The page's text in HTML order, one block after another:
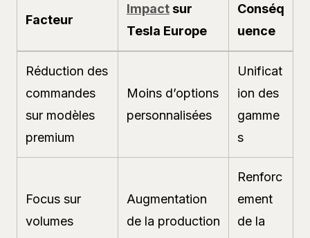
Facteur
Impactsur
Tesla Europe
Conséq
uence
Réduction des
commandes
sur modèles
premium
Moins d’options
personnalisées
Unificat
ion des
gamme
s
Focus sur
volumes
Augmentation
de la production
Renforc
ement
de la